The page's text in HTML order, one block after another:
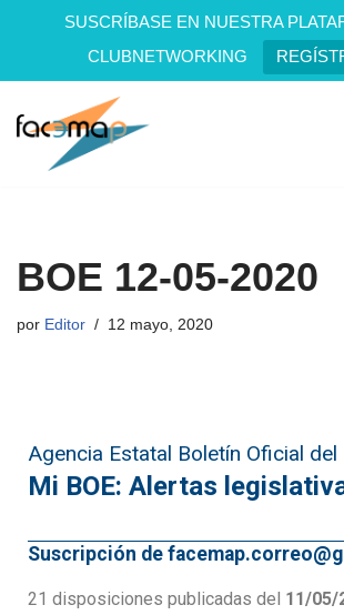
SUSCRÍBASE EN NUESTRA
CLUBNETWORKING
Saltar
BOE 12-05-2020
por Editor 12 mayo, 2020
Agencia Estatal Boletín Oficial del
Mi BOE: Alertas
Suscripción de
21 disposiciones publicadas del 11/05/